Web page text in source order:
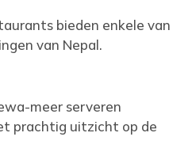
bieden enkele van
van Nepal.
meer serveren
prachtig uitzicht op de